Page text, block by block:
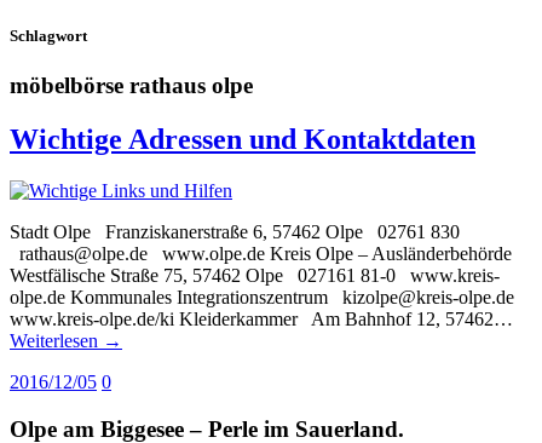
Schlagwort
möbelbörse rathaus olpe
Wichtige Adressen und Kontaktdaten
Stadt Olpe Franziskanerstraße 6, 57462 Olpe 02761 830
rathaus@olpe.de www.olpe.de Kreis Olpe – Ausländerbehörde
Westfälische Straße 75, 57462 Olpe 027161 81-0 www.kreis-
olpe.de Kommunales Integrationszentrum kizolpe@kreis-olpe.de
www.kreis-olpe.de/ki Kleiderkammer Am Bahnhof 12, 57462…
Weiterlesen →
2016/12/05 0
Olpe am Biggesee – Perle im Sauerland.